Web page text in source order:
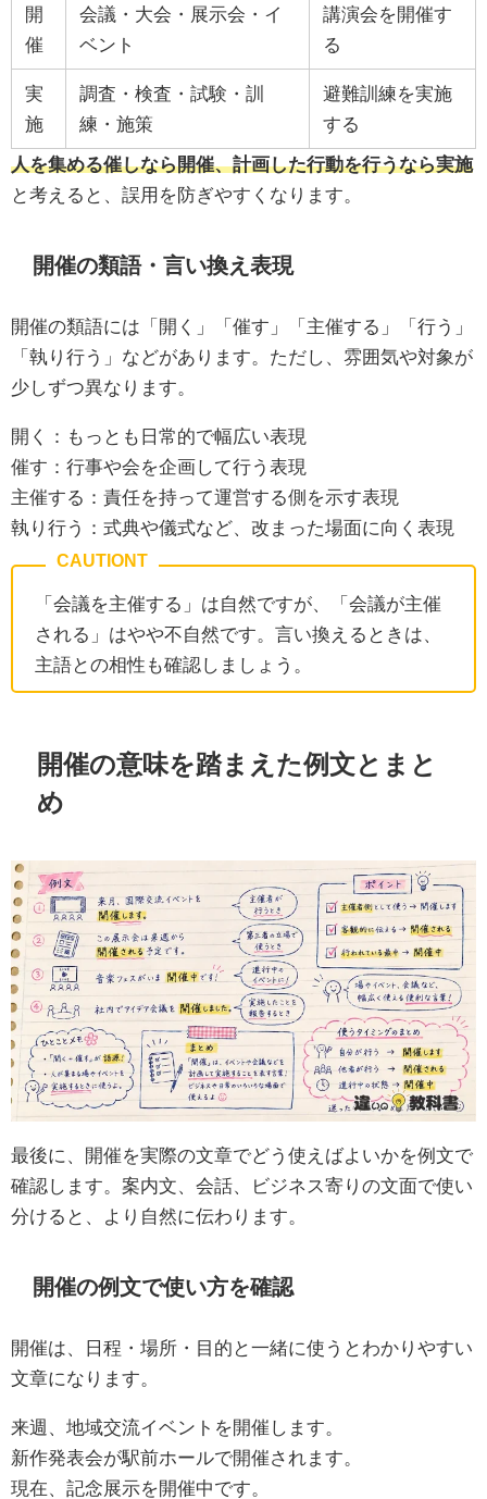
開
催
会議・大会・展示会・イ
ベント
講演会を開催す
る
実
施
調査・検査・試験・訓
練・施策
避難訓練を実施
する
人を集める催しなら開催、計画した行動を行うなら実施
と考えると、誤用を防ぎやすくなります。
開催の類語・言い換え表現
開催の類語には「開く」「催す」「主催する」「行う」
「執り行う」などがあります。ただし、雰囲気や対象が
少しずつ異なります。
開く：もっとも日常的で幅広い表現
催す：行事や会を企画して行う表現
主催する：責任を持って運営する側を示す表現
執り行う：式典や儀式など、改まった場面に向く表現
「会議を主催する」は自然ですが、「会議が主催
される」はやや不自然です。言い換えるときは、
主語との相性も確認しましょう。
開催の意味を踏まえた例文とまと
め
最後に、開催を実際の文章でどう使えばよいかを例文で
確認します。案内文、会話、ビジネス寄りの文面で使い
分けると、より自然に伝わります。
開催の例文で使い方を確認
開催は、日程・場所・目的と一緒に使うとわかりやすい
文章になります。
来週、地域交流イベントを開催します。
新作発表会が駅前ホールで開催されます。
現在、記念展示を開催中です。